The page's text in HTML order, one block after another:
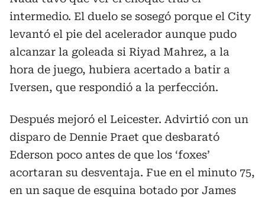
intermedio. El duelo se sosegó porque el City
levantó el pie del acelerador aunque pudo
alcanzar la goleada si Riyad Mahrez, a la
hora de juego, hubiera acertado a batir a
Iversen, que respondió a la perfección.
Después mejoró el Leicester. Advirtió con un
disparo de Dennie Praet que desbarató
Ederson poco antes de que los ‘foxes’
acortaran su desventaja. Fue en el minuto 75,
en un saque de esquina botado por James